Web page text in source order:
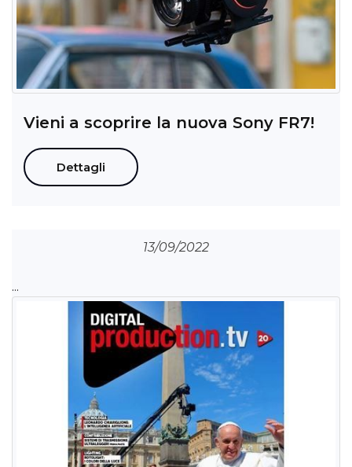
Vieni a scoprire la nuova Sony FR7!
Dettagli
13/09/2022
...